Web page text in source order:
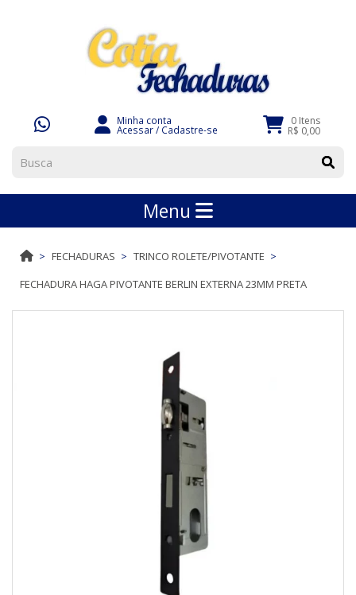
Minha conta
Acessar/ Cadastre-se
0 Itens
R$ 0,00
Menu
FECHADURAS
TRINCO ROLETE/PIVOTANTE
FECHADURA HAGA PIVOTANTE BERLIN EXTERNA 23MM PRETA